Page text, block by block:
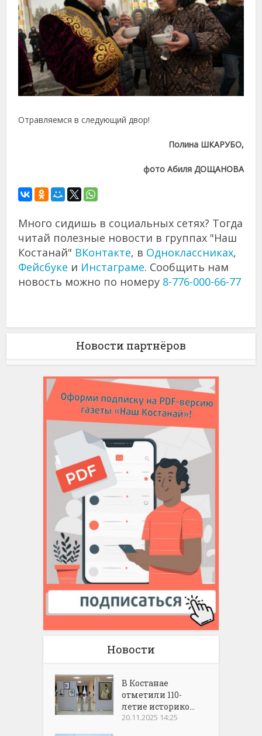
Отравляемся в следующий двор!
Полина ШКАРУБО,
фото Абиля ДОЩАНОВА
Много сидишь в социальных сетях? Тогда
читай полезные новости в группах "Наш
Костанай" ВКонтакте, в Одноклассниках,
Фейсбуке и Инстаграме. Сообщить нам
новость можно по номеру 8-776-000-66-77
Новости партнёров
Новости
В Костанае
отметили 110-
летие историко...
20.11.2025 14:25